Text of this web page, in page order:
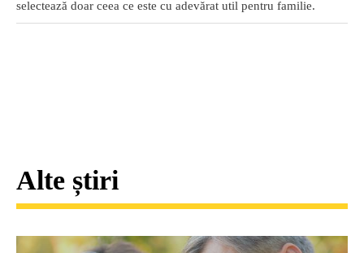
selectează doar ceea ce este cu adevărat util pentru familie.
Alte știri